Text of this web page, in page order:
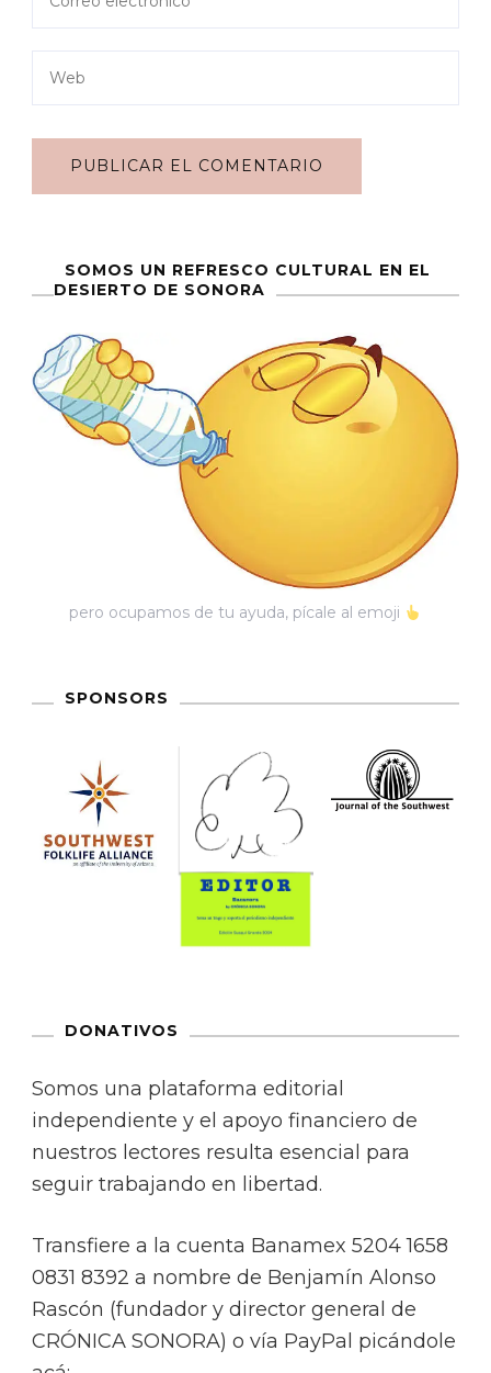
SOMOS UN REFRESCO CULTURAL EN EL
DESIERTO DE SONORA
pero ocupamos de tu ayuda, pícale al emoji
SPONSORS
DONATIVOS
Somos una plataforma editorial
independiente y el apoyo financiero de
nuestros lectores resulta esencial para
seguir trabajando en libertad.
Transfiere a la cuenta Banamex 5204 1658
0831 8392 a nombre de Benjamín Alonso
Rascón (fundador y director general de
CRÓNICA SONORA) o vía PayPal picándole